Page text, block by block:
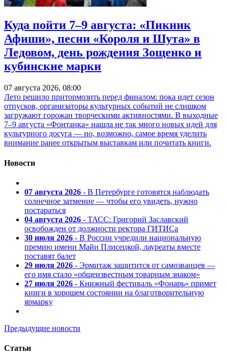
Куда пойти 7–9 августа: «Пикник
Афиши», песни «Короля и Шута» в
Ледовом, день рождения Зощенко и
кубинские марки
07 августа 2026, 08:00
Лето решило притормозить перед финалом: пока идет сезон
отпусков, организаторы культурных событий не слишком
загружают горожан творческими активностями. В выходные
7–9 августа «Фонтанка» нашла не так много новых идей для
культурного досуга — но, возможно, самое время уделить
внимание ранее открытым выставкам или почитать книги.
Новости
07 августа 2026 - В Петербурге готовятся наблюдать
солнечное затмение — чтобы его увидеть, нужно
постараться
04 августа 2026 - ТАСС: Григорий Заславский
освобожден от должности ректора ГИТИСа
30 июля 2026 - В России учредили национальную
премию имени Майи Плисецкой, лауреаты вместе
поставят балет
29 июля 2026 - Эрмитаж защитится от самозванцев —
его имя стало «общеизвестным товарным знаком»
27 июля 2026 - Книжный фестиваль «Фонарь» примет
книги в хорошем состоянии на благотворительную
ярмарку
Предыдущие новости
Статьи